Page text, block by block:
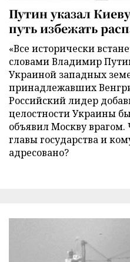
Путин указал
путь избежать
«Все исторически
словами Владимир
Украиной западных
принадлежавших
Российский лидер
целостности Украины
объявил Москву врагом.
главы государства и
адресовано?